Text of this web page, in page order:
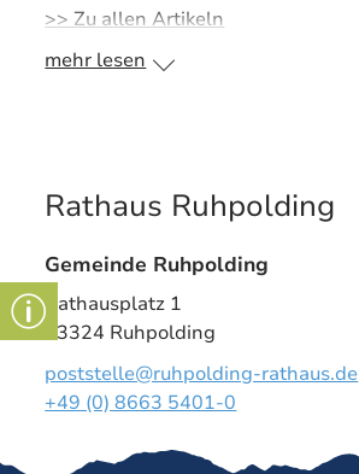
>> Zu allen Artikeln
mehr lesen
Rathaus Ruhpolding
Gemeinde Ruhpolding
Rathausplatz 1
83324 Ruhpolding
poststelle@ruhpolding-rathaus.de
+49 (0) 8663 5401-0